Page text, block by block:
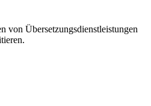
von Übersetzungsdienstleistungen